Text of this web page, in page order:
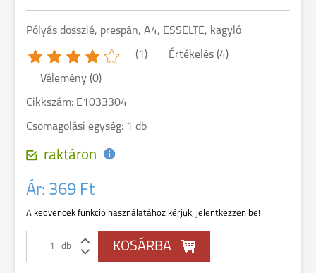
Pólyás dosszié, prespán, A4, ESSELTE, kagyló
(1) Értékelés (4)
Vélemény (0)
Cikkszám: E1033304
Csomagolási egység: 1 db
raktáron
Ár: 369 Ft
A kedvencek funkció használatához kérjük, jelentkezzen be!
db